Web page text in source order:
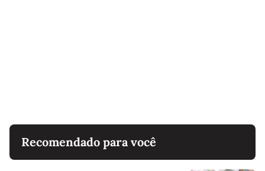
Recomendado para você